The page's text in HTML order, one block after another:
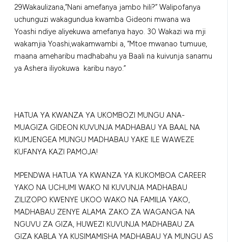
29Wakaulizana,”Nani amefanya jambo hili?” Walipofanya
uchunguzi wakagundua kwamba Gideoni mwana wa
Yoashi ndiye aliyekuwa amefanya hayo. 30 Wakazi wa mji
wakamjia Yoashi,wakamwambi a, “Mtoe mwanao tumuue,
maana ameharibu madhabahu ya Baali na kuivunja sanamu
ya Ashera iliyokuwa karibu nayo.”
HATUA YA KWANZA YA UKOMBOZI MUNGU ANA-
MUAGIZA GIDEON KUVUNJA MADHABAU YA BAAL NA
KUMJENGEA MUNGU MADHABAU YAKE ILE WAWEZE
KUFANYA KAZI PAMOJA!
MPENDWA HATUA YA KWANZA YA KUKOMBOA CAREER
YAKO NA UCHUMI WAKO NI KUVUNJA MADHABAU
ZILIZOPO KWENYE UKOO WAKO NA FAMILIA YAKO,
MADHABAU ZENYE ALAMA ZAKO ZA WAGANGA NA
NGUVU ZA GIZA, HUWEZI KUVUNJA MADHABAU ZA
GIZA KABLA YA KUSIMAMISHA MADHABAU YA MUNGU AS